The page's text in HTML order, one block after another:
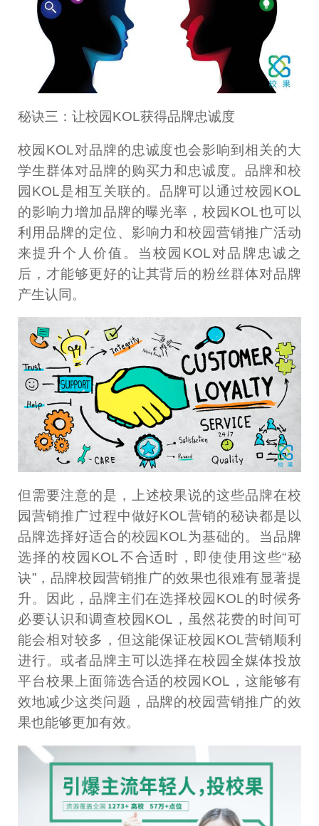
秘诀三：让校园KOL获得品牌忠诚度
校园KOL对品牌的忠诚度也会影响到相关的大
学生群体对品牌的购买力和忠诚度。品牌和校
园KOL是相互关联的。品牌可以通过校园KOL
的影响力增加品牌的曝光率，校园KOL也可以
利用品牌的定位、影响力和校园营销推广活动
来提升个人价值。当校园KOL对品牌忠诚之
后，才能够更好的让其背后的粉丝群体对品牌
产生认同。
但需要注意的是，上述校果说的这些品牌在校
园营销推广过程中做好KOL营销的秘诀都是以
品牌选择好适合的校园KOL为基础的。当品牌
选择的校园KOL不合适时，即使使用这些“秘
诀”，品牌校园营销推广的效果也很难有显著提
升。因此，品牌主们在选择校园KOL的时候务
必要认识和调查校园KOL，虽然花费的时间可
能会相对较多，但这能保证校园KOL营销顺利
进行。或者品牌主可以选择在校园全媒体投放
平台校果上面筛选合适的校园KOL，这能够有
效地减少这类问题，品牌的校园营销推广的效
果也能够更加有效。